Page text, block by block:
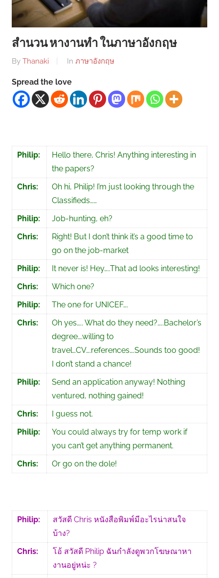
สำนวน หางานทำ ในภาษาอังกฤษ
By Thanaki In ภาษาอังกฤษ
Spread the love
Philip:
Hello there, Chris! Anything interesting in
the papers?
Chris:
Oh hi, Philip! I’m just looking through the
Classifieds……
Philip:
Job-hunting, eh?
Chris:
Right! But I don’t think it’s a good time to
go on the job-market
Philip:
It never is! Hey…..That ad looks interesting!
Chris:
Which one?
Philip:
The one for UNICEF….
Chris:
Oh yes….. What do they need?…..Bachelor’s
degree….willing to
travel…CV….references….Sounds too good!
I don’t stand a chance!
Philip:
Send an application anyway! Nothing
ventured, nothing gained!
Chris:
I guess not.
Philip:
You could always try for temp work if
you can’t get anything permanent.
Chris:
Or go on the dole!
Philip:
สวัสดี Chris หนังสือพิมพ์มีอะไรน่าสนใจ
บ้าง?
Chris:
โอ้ สวัสดี Philip ฉันกำลังดูพวกโฆษณาหา
งานอยู่หน่ะ ?